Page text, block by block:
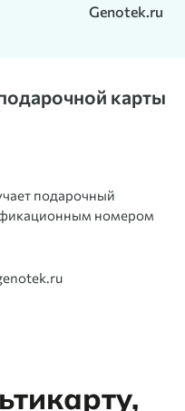
Genotek.ru
карты
подарочный
номером